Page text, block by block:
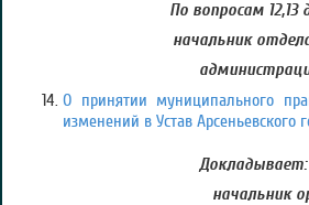
По вопросам
начальник
О принятии муниципального
изменений в Устав Арсеньевского
Докладывает:
начальник